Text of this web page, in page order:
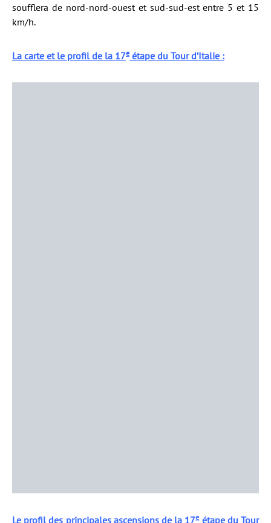
soufflera de nord-nord-ouest et sud-sud-est entre 5 et 15
km/h.
La carte et le profil de la 17e étape du Tour d’Italie :
Le profil des principales ascensions de la 17eétape du Tour